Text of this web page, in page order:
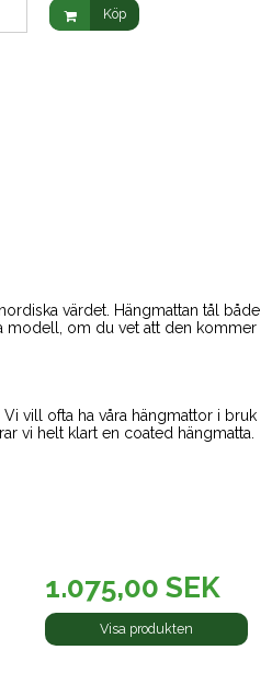
Köp
värdet. Hängmattan tål både
modell, om du vet att den kommer
vill ofta ha våra hängmattor i bruk
vi helt klart en coated hängmatta.
1.075,00 SEK
Visa produkten